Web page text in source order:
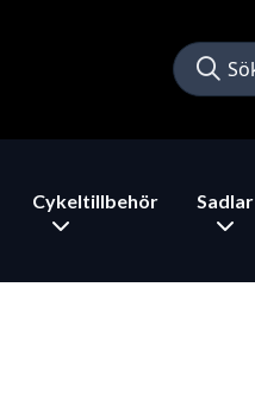
Cykeltillbehör Sadlar